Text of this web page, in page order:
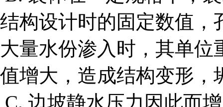
结构设计时的固定数值，
大量水份渗入时，其单
值增大，造成结构变形，
C. 边坡静水压力因此而